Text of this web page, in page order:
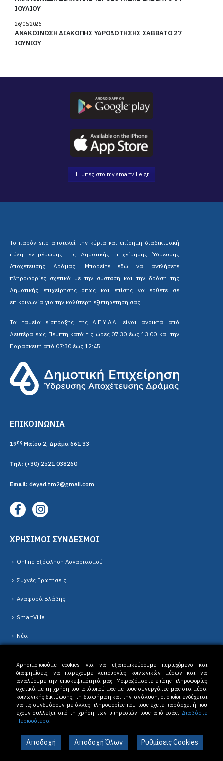
ΙΟΥΛΙΟΥ
ΑΝΑΚΟΙΝΩΣΗ ΔΙΑΚΟΠΗΣ ΥΔΡΟΔΟΤΗΣΗΣ ΣΑΒΒΑΤΟ 27
ΙΟΥΝΙΟΥ
26/06/2026
'Η μπες στο my.smartville.gr
Το παρόν site αποτελεί την κύρια και επίσημη διαδικτυακή
πύλη ενημέρωσης της Δημοτικής Επιχείρησης Ύδρευσης
Αποχέτευσης Δράμας. Μπορείτε εδώ να αντλήσετε
πληροφορίες σχετικά με την σύσταση και την δράση της
Δημοτικής επιχείρησης όπως και επίσης να έρθετε σε
επικοινωνία για την καλύτερη εξυπηρέτηση σας.
Τα ταμεία είσπραξης της Δ.Ε.Υ.Α.Δ. είναι ανοικτά από
Δευτέρα έως Πέμπτη κατά τις ώρες 07:30 έως 13:00 και την
Παρασκευή από 07:30 έως 12:45.
ΕΠΙΚΟΙΝΩΝΙΑ
19ης Μαΐου 2, Δράμα 661 33
Τηλ: (+30) 2521 038260
Email: deyad.tm2@gmail.com
ΧΡΗΣΙΜΟΙ ΣΥΝΔΕΣΜΟΙ
Online Εξόφληση Λογαριασμού
Συχνές Ερωτήσεις
Αναφορά Βλάβης
SmartVille
Νέα
Δ.Ε.Υ.Α. Δράμας © 2023. All Rights Reserved. |Όροι Χρήσης-Πολιτική
Απορρήτου
Χρησιμοποιούμε cookies για να εξατομικεύσουμε περιεχόμενο και
διαφημίσεις, να παρέχουμε λειτουργίες κοινωνικών μέσων και να
αναλύουμε την επισκεψιμότητά μας. Μοιραζόμαστε επίσης πληροφορίες
σχετικά με τη χρήση του ιστότοπού μας με τους συνεργάτες μας στα μέσα
κοινωνικής δικτύωσης, τη διαφήμιση και την ανάλυση, οι οποίοι ενδέχεται
να τις συνδυάσουν με άλλες πληροφορίες που τους έχετε παράσχει ή που
έχουν συλλέξει από τη χρήση των υπηρεσιών τους από εσάς. Διαβάστε
Περισσότερα
Αποδοχή Αποδοχή Όλων Ρυθμίσεις Cookies